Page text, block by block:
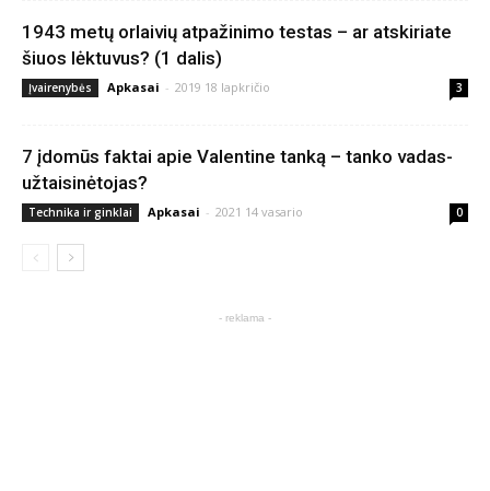
1943 metų orlaivių atpažinimo testas – ar atskiriate
šiuos lėktuvus? (1 dalis)
Įvairenybės Apkasai - 2019 18 lapkričio 3
7 įdomūs faktai apie Valentine tanką – tanko vadas-
užtaisinėtojas?
Technika ir ginklai Apkasai - 2021 14 vasario 0
- reklama -